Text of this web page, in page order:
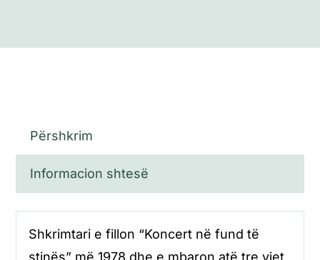
Përshkrim
Informacion shtesë
Shkrimtari e fillon “Koncert në fund të
stinës” më 1978 dhe e mbaron atë tre vjet